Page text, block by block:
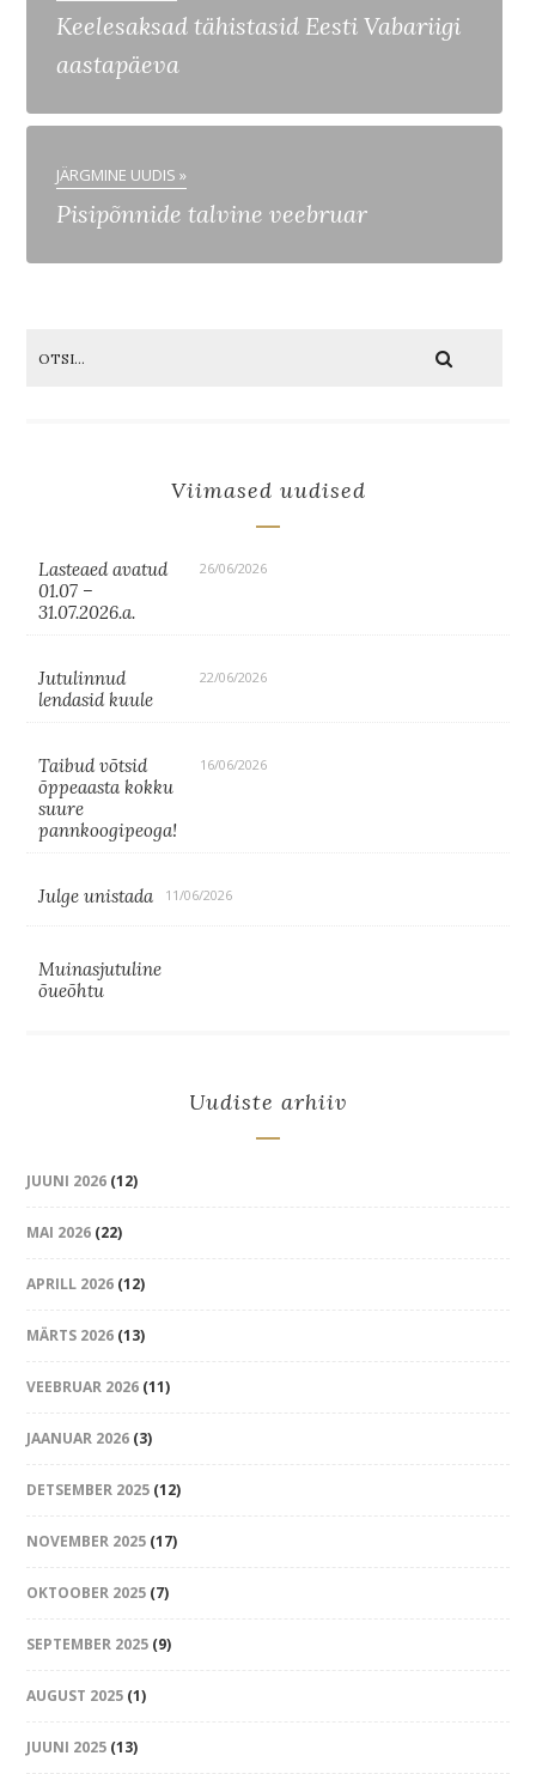
Keelesaksad tähistasid Eesti Vabariigi
aastapäeva
JÄRGMINE UUDIS »
Pisipõnnide talvine veebruar
Viimased uudised
Lasteaed avatud
01.07 –
31.07.2026.a.
26/06/2026
Jutulinnud
lendasid kuule
22/06/2026
Taibud võtsid
õppeaasta kokku
suure
pannkoogipeoga!
16/06/2026
Julge unistada 11/06/2026
Muinasjutuline
õueõhtu
Uudiste arhiiv
JUUNI 2026 (12)
MAI 2026 (22)
APRILL 2026 (12)
MÄRTS 2026 (13)
VEEBRUAR 2026 (11)
JAANUAR 2026 (3)
DETSEMBER 2025 (12)
NOVEMBER 2025 (17)
OKTOOBER 2025 (7)
SEPTEMBER 2025 (9)
AUGUST 2025 (1)
JUUNI 2025 (13)